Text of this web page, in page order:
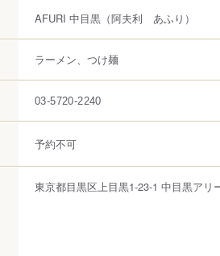
AFURI 中目黒 （阿夫利 あふり）
ラーメン、つけ麺
03-5720-2240
予約不可
東京都目黒区上目黒1-23-1 中目黒アリ